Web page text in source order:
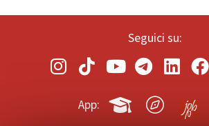
Seguici su:
App: